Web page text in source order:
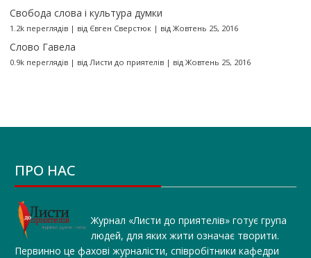
Свобода слова і культура думки
1.2k переглядів| від Євген Сверстюк| від Жовтень 25, 2016
Слово Гавела
0.9k переглядів| від Листи до приятелів| від Жовтень 25, 2016
ПРО НАС
Журнал «Листи до приятелів» готує група
людей, для яких жити означає творити.
Первинно це фахові журналісти, співробітники кафедри